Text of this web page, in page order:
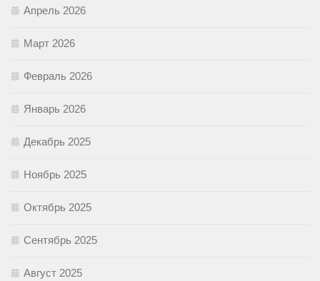
Апрель 2026
Март 2026
Февраль 2026
Январь 2026
Декабрь 2025
Ноябрь 2025
Октябрь 2025
Сентябрь 2025
Август 2025